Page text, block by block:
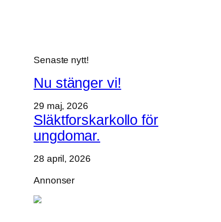
Senaste nytt!
Nu stänger vi!
29 maj, 2026
Släktforskarkollo för
ungdomar.
28 april, 2026
Annonser